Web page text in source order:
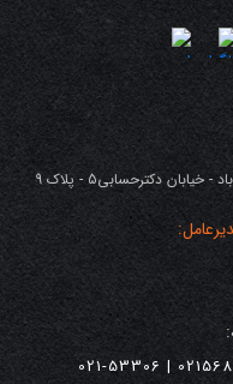
دکترحسابی5 - پلاک 9